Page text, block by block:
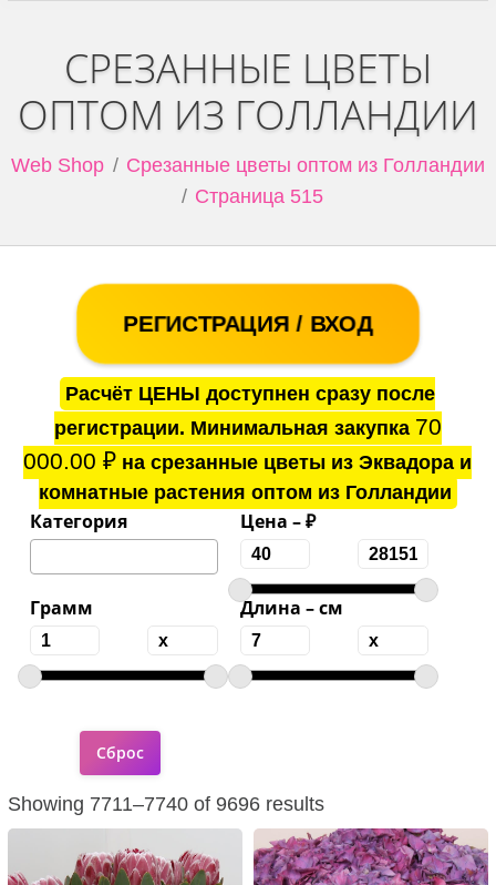
СРЕЗАННЫЕ ЦВЕТЫ
ОПТОМ ИЗ ГОЛЛАНДИИ
Web Shop
Срезанные цветы оптом из Голландии
Страница 515
РЕГИСТРАЦИЯ / ВХОД
Расчёт ЦЕНЫ доступнен сразу после
регистрации. Минимальная закупка 70
000.00₽ на срезанные цветы из Эквадора и
комнатные растения оптом из Голландии
Категория Цена – ₽
Грамм Длина – см
Showing 7711–7740 of 9696 results